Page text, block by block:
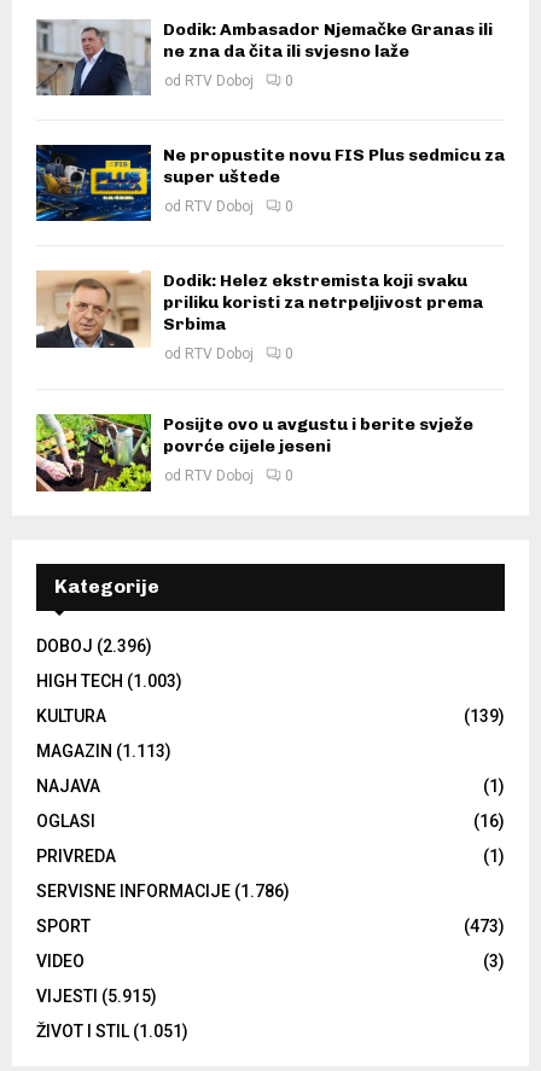
Dodik: Ambasador Njemačke Granas ili
ne zna da čita ili svjesno laže
od RTV Doboj 0
Ne propustite novu FIS Plus sedmicu za
super uštede
od RTV Doboj 0
Dodik: Helez ekstremista koji svaku
priliku koristi za netrpeljivost prema
Srbima
od RTV Doboj 0
Posijte ovo u avgustu i berite svježe
povrće cijele jeseni
od RTV Doboj 0
Kategorije
DOBOJ (2.396)
HIGH TECH (1.003)
KULTURA
(139)
MAGAZIN (1.113)
NAJAVA
(1)
OGLASI
(16)
PRIVREDA
(1)
SERVISNE INFORMACIJE (1.786)
SPORT
(473)
VIDEO
(3)
VIJESTI (5.915)
ŽIVOT I STIL (1.051)